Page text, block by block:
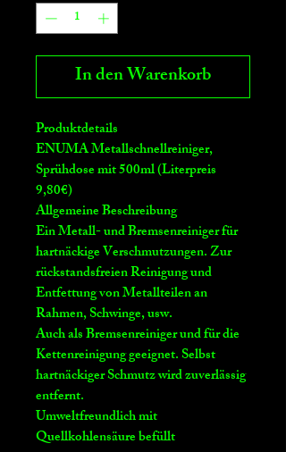
In den Warenkorb
Produktdetails
ENUMA Metallschnellreiniger,
Sprühdose mit 500ml (Literpreis
9,80€)
Allgemeine Beschreibung
Ein Metall- und Bremsenreiniger für
hartnäckige Verschmutzungen. Zur
rückstandsfreien Reinigung und
Entfettung von Metallteilen an
Rahmen, Schwinge, usw.
Auch als Bremsenreiniger und für die
Kettenreinigung geeignet. Selbst
hartnäckiger Schmutz wird zuverlässig
entfernt.
Umweltfreundlich mit
Quellkohlensäure befüllt